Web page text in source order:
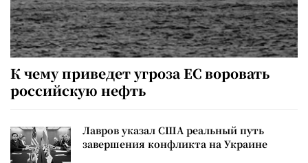
К чему приведет угроза ЕС воровать
российскую нефть
Лавров указал США реальный путь
завершения конфликта на Украине